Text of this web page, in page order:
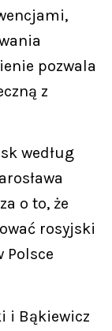
pozwala
z
według
o to, że
rosyjski
Polsce
i Bąkiewicz